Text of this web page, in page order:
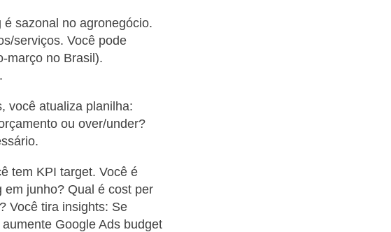
sazonal no agronegócio.
serviços. Você pode
março no Brasil).
você atualiza planilha:
ou over/under?
tem KPI target. Você é
junho? Qual é cost per
Você tira insights: Se
Google Ads budget